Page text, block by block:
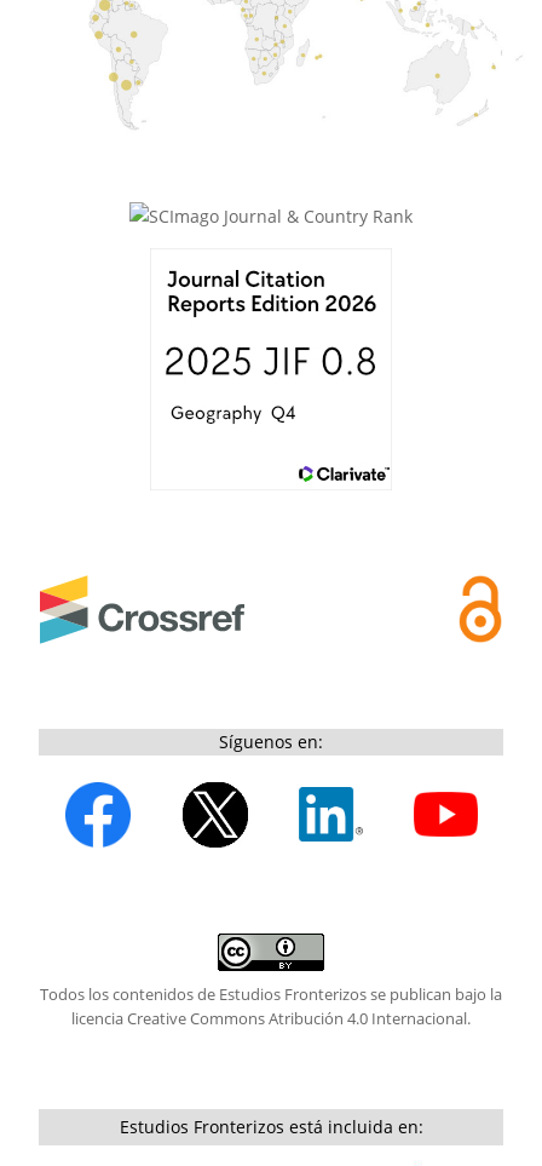
Síguenos en:
Todos los contenidos de Estudios Fronterizos se publican bajo la
licenciaCreative Commons Atribución 4.0 Internacional.
Estudios Fronterizos está incluida en: